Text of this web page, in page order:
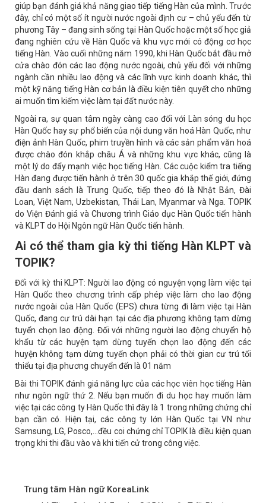
giúp bạn đánh giá khả năng giao tiếp tiếng Hàn của mình. Trước
đây, chỉ có một số ít người nước ngoài định cư – chủ yếu đến từ
phương Tây – đang sinh sống tại Hàn Quốc hoặc một số học giả
đang nghiên cứu về Hàn Quốc và khu vực mới có động cơ học
tiếng Hàn. Vào cuối những năm 1990, khi Hàn Quốc bắt đầu mở
cửa chào đón các lao động nước ngoài, chủ yếu đối với những
ngành cần nhiều lao động và các lĩnh vực kinh doanh khác, thì
một kỹ năng tiếng Hàn cơ bản là điều kiện tiên quyết cho những
ai muốn tìm kiếm việc làm tại đất nước này.
Ngoài ra, sự quan tâm ngày càng cao đối với Làn sóng du học
Hàn Quốc hay sự phổ biến của nội dung văn hoá Hàn Quốc, như
điện ảnh Hàn Quốc, phim truyền hình và các sản phẩm văn hoá
được chào đón khắp châu Á và những khu vực khác, cũng là
một lý do đẩy mạnh việc học tiếng Hàn. Các cuộc kiểm tra tiếng
Hàn đang được tiến hành ở trên 30 quốc gia khắp thế giới, đứng
đầu danh sách là Trung Quốc, tiếp theo đó là Nhật Bản, Đài
Loan, Việt Nam, Uzbekistan, Thái Lan, Myanmar và Nga. TOPIK
do Viện Đánh giá và Chương trình Giáo dục Hàn Quốc tiến hành
và KLPT do Hội Ngôn ngữ Hàn Quốc tiến hành.
Ai có thể tham gia kỳ thi tiếng Hàn KLPT và
TOPIK?
Đối với kỳ thi KLPT: Người lao động có nguyện vọng làm việc tại
Hàn Quốc theo chương trình cấp phép việc làm cho lao động
nước ngoài của Hàn Quốc (EPS) chưa từng đi làm việc tại Hàn
Quốc, đang cư trú dài hạn tại các địa phương không tạm dừng
tuyển chọn lao động. Đối với những người lao động chuyển hộ
khẩu từ các huyện tạm dừng tuyển chọn lao động đến các
huyện không tạm dừng tuyển chọn phải có thời gian cư trú tối
thiểu tại địa phương chuyển đến là 01 năm
Bài thi TOPIK đánh giá năng lực của các học viên học tiếng Hàn
như ngôn ngữ thứ 2. Nếu bạn muốn đi du học hay muốn làm
việc tại các công ty Hàn Quốc thì đây là 1 trong những chứng chỉ
bạn cần có. Hiện tại, các công ty lớn Hàn Quốc tại VN như
Samsung, LG, Posco,…đều coi chứng chỉ TOPIK là điều kiện quan
trọng khi thi đầu vào và khi tiến cử trong công việc.
Trung tâm Hàn ngữ KoreaLink